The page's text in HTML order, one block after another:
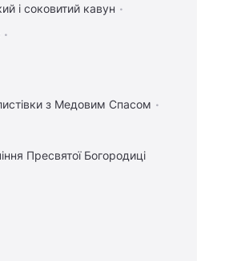
і соковитий кавун
з Медовим Спасом
Пресвятої Богородиці